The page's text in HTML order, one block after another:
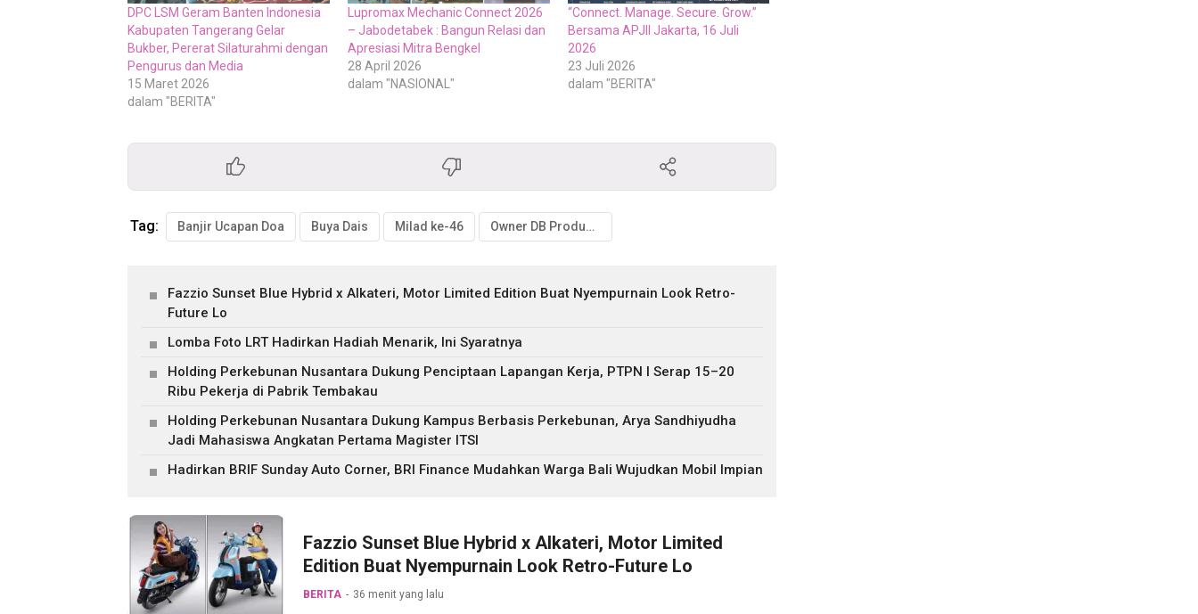
DPC LSM Geram Banten Indonesia
Kabupaten Tangerang Gelar
Bukber, Pererat Silaturahmi dengan
Pengurus dan Media
15 Maret 2026
dalam "BERITA"
Lupromax Mechanic Connect 2026
– Jabodetabek : Bangun Relasi dan
Apresiasi Mitra Bengkel
28 April 2026
dalam "NASIONAL"
“Connect. Manage. Secure. Grow.”
Bersama APJII Jakarta, 16 Juli
2026
23 Juli 2026
dalam "BERITA"
Tag: Banjir Ucapan Doa Buya Dais Milad ke-46 Owner DB Productions
Fazzio Sunset Blue Hybrid x Alkateri, Motor Limited Edition Buat Nyempurnain Look Retro-
Future Lo
Lomba Foto LRT Hadirkan Hadiah Menarik, Ini Syaratnya
Holding Perkebunan Nusantara Dukung Penciptaan Lapangan Kerja, PTPN I Serap 15–20
Ribu Pekerja di Pabrik Tembakau
Holding Perkebunan Nusantara Dukung Kampus Berbasis Perkebunan, Arya Sandhiyudha
Jadi Mahasiswa Angkatan Pertama Magister ITSI
Hadirkan BRIF Sunday Auto Corner, BRI Finance Mudahkan Warga Bali Wujudkan Mobil Impian
Fazzio Sunset Blue Hybrid x Alkateri, Motor Limited
Edition Buat Nyempurnain Look Retro-Future Lo
BERITA 36 menit yang lalu